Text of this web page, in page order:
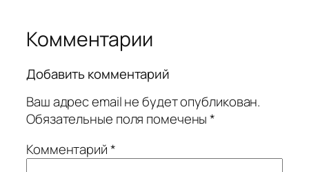
Комментарии
Добавить комментарий
Ваш адрес email не будет опубликован.
Обязательные поля помечены*
Комментарий*